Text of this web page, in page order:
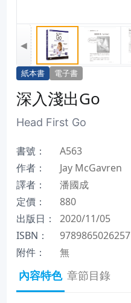
◀
紙本書 電子書
深入淺出Go
Head First Go
書號：
A563
作者：
Jay McGavren
譯者：
潘國成
定價：
880
出版日：
2020/11/05
ISBN：
9789865026257
附件：
無
內容特色 章節目錄